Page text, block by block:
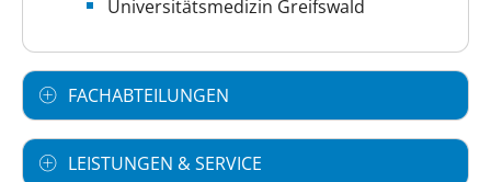
Universitätsmedizin Greifswald
FACHABTEILUNGEN
LEISTUNGEN & SERVICE